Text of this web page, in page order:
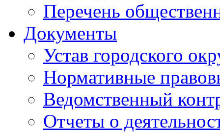
Перечень
Документы
Устав городского
Нормативные
Ведомственный
Отчеты о